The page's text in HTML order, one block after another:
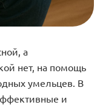
а
нет, на помощь
умельцев. В
и